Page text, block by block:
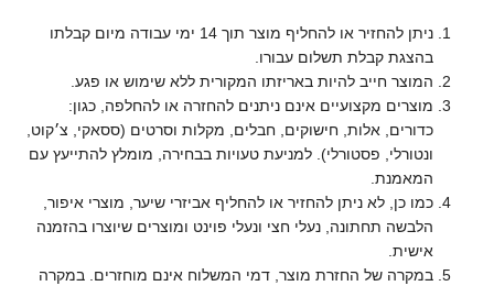
ניתן להחזיר או להחליף מוצר תוך 14 ימי עבודה מיום קבלתו
בהצגת קבלת תשלום עבורו.
המוצר חייב להיות באריזתו המקורית ללא שימוש או פגע.
מוצרים מקצועיים אינם ניתנים להחזרה או להחלפה, כגון:
כדורים, אלות, חישוקים, חבלים, מקלות וסרטים (ססאקי, צ׳קוט,
ונטורלי, פסטורלי). למניעת טעויות בבחירה, מומלץ להתייעץ עם
המאמנת.
כמו כן, לא ניתן להחזיר או להחליף אביזרי שיער, מוצרי איפור,
הלבשה תחתונה, נעלי חצי ונעלי פוינט ומוצרים שיוצרו בהזמנה
אישית.
במקרה של החזרת מוצר, דמי המשלוח אינם מוחזרים. במקרה